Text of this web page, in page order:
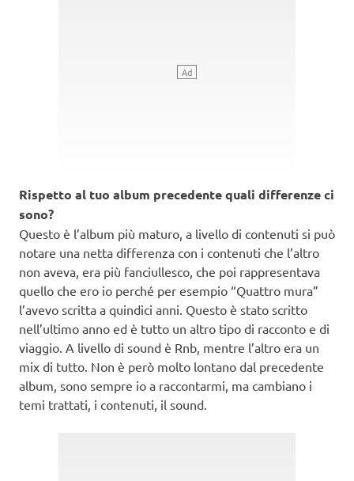
Rispetto al tuo album precedente quali differenze ci
sono?
Questo è l’album più maturo, a livello di contenuti si può
notare una netta differenza con i contenuti che l’altro
non aveva, era più fanciullesco, che poi rappresentava
quello che ero io perché per esempio “Quattro mura”
l’avevo scritta a quindici anni. Questo è stato scritto
nell’ultimo anno ed è tutto un altro tipo di racconto e di
viaggio. A livello di sound è Rnb, mentre l’altro era un
mix di tutto. Non è però molto lontano dal precedente
album, sono sempre io a raccontarmi, ma cambiano i
temi trattati, i contenuti, il sound.